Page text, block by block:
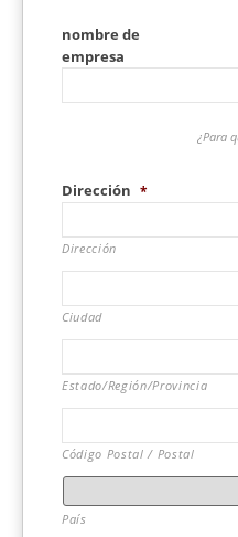
nombre de
empresa
¿Para
Dirección *
Dirección
Ciudad
Estado/Región/Provincia
Código Postal / Postal
País